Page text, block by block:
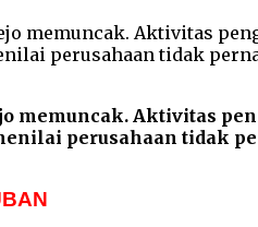
memuncak. Aktivitas
perusahaan tidak